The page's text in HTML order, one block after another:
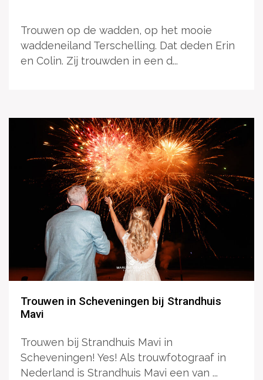
Trouwen op de wadden, op het mooie
waddeneiland Terschelling. Dat deden Erin
en Colin. Zij trouwden in een d...
Trouwen in Scheveningen bij Strandhuis
Mavi
Trouwen bij Strandhuis Mavi in
Scheveningen! Yes! Als trouwfotograaf in
Nederland is Strandhuis Mavi een van ...